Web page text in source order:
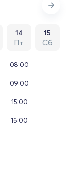
14
Пт
15
Сб
08:00
09:00
15:00
16:00